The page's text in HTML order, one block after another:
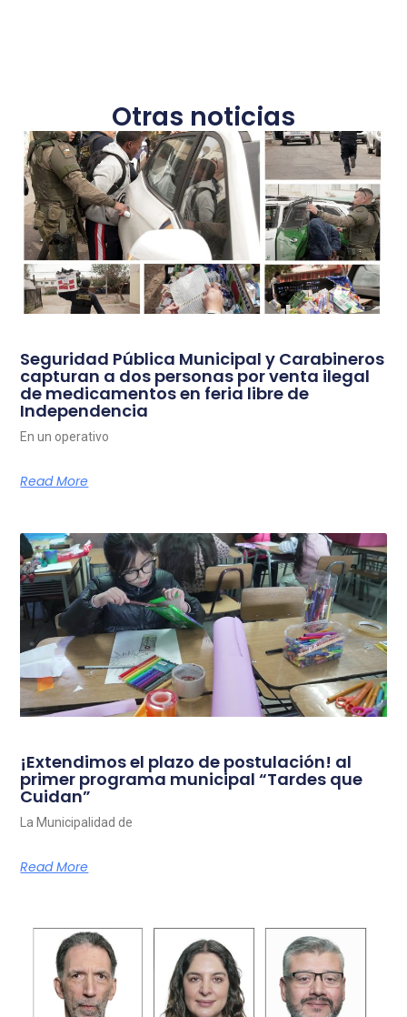
Otras noticias
Seguridad Pública Municipal y Carabineros
capturan a dos personas por venta ilegal
de medicamentos en feria libre de
Independencia
En un operativo
Read More
¡Extendimos el plazo de postulación! al
primer programa municipal “Tardes que
Cuidan”
La Municipalidad de
Read More